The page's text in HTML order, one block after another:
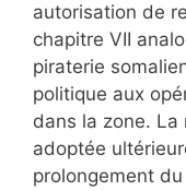
autorisation de
chapitre VII
piraterie
politique aux
dans la zone.
adoptée
prolongement